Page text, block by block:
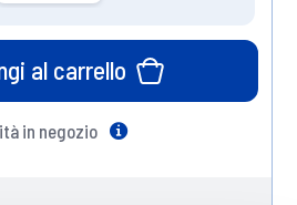
al carrello
in negozio